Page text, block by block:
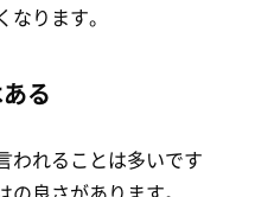
ります。
る
われることは多いです